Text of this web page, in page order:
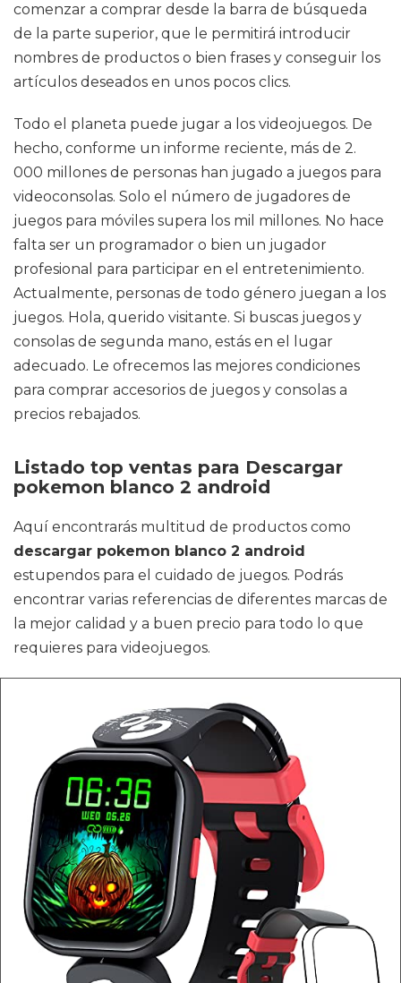
comenzar a comprar desde la barra de búsqueda
de la parte superior, que le permitirá introducir
nombres de productos o bien frases y conseguir los
artículos deseados en unos pocos clics.
Todo el planeta puede jugar a los videojuegos. De
hecho, conforme un informe reciente, más de 2.
000 millones de personas han jugado a juegos para
videoconsolas. Solo el número de jugadores de
juegos para móviles supera los mil millones. No hace
falta ser un programador o bien un jugador
profesional para participar en el entretenimiento.
Actualmente, personas de todo género juegan a los
juegos. Hola, querido visitante. Si buscas juegos y
consolas de segunda mano, estás en el lugar
adecuado. Le ofrecemos las mejores condiciones
para comprar accesorios de juegos y consolas a
precios rebajados.
Listado top ventas para Descargar
pokemon blanco 2 android
Aquí encontrarás multitud de productos como
descargar pokemon blanco 2 android
estupendos para el cuidado de juegos. Podrás
encontrar varias referencias de diferentes marcas de
la mejor calidad y a buen precio para todo lo que
requieres para videojuegos.